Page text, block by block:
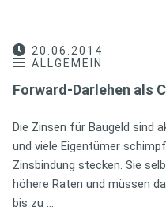
20.06.2014
ALLGEMEIN
Forward-Darlehen als
Die Zinsen für Baugeld sind
und viele Eigentümer
Zinsbindung stecken. Sie
höhere Raten und müssen
bis zu …